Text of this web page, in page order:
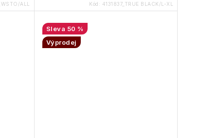
ALL Kód: 4131837_TRUE BLACK/L-XL
50 %
Výprodej